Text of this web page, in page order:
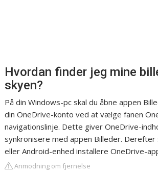
Hvordan finder jeg mine
skyen?
På din Windows-pc skal du åbne appen
din OneDrive-konto ved at vælge fanen
navigationslinje. Dette giver OneDrive-
synkronisere med appen Billeder. Derefter
eller Android-enhed installere OneDrive-
Anmodning om fjernelse